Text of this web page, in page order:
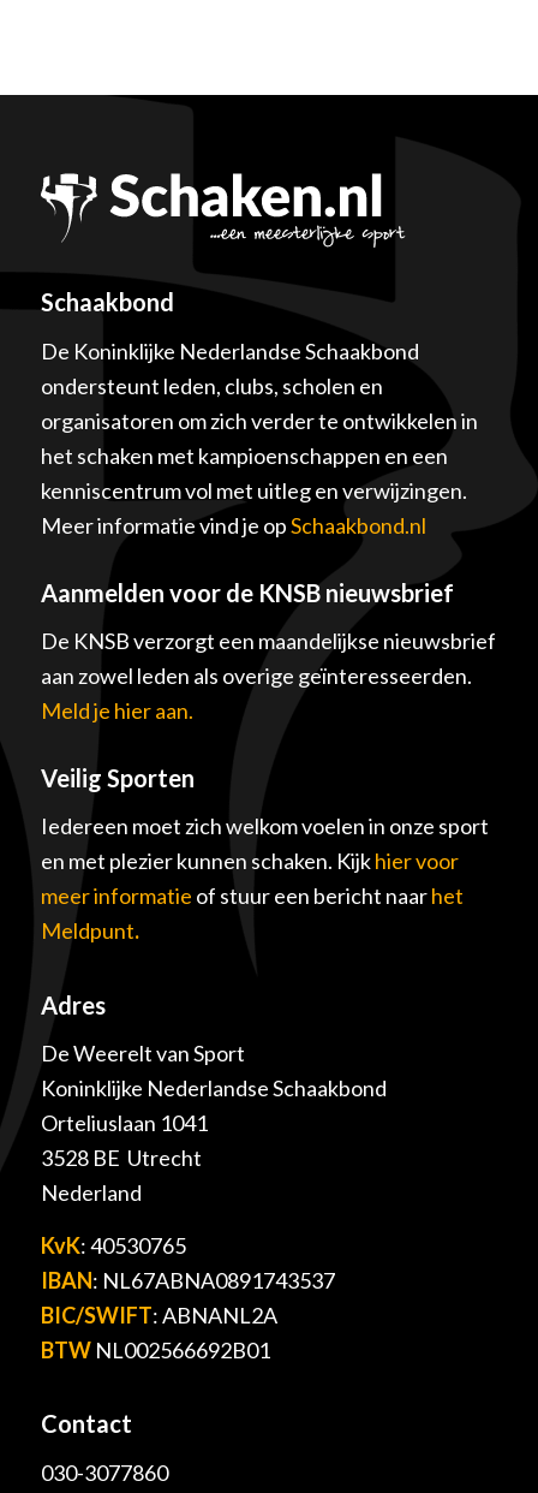
Schaakbond
De Koninklijke Nederlandse Schaakbond
ondersteunt leden, clubs, scholen en
organisatoren om zich verder te ontwikkelen in
het schaken met kampioenschappen en een
kenniscentrum vol met uitleg en verwijzingen.
Meer informatie vind je opSchaakbond.nl
Aanmelden voor de KNSB nieuwsbrief
De KNSB verzorgt een maandelijkse nieuwsbrief
aan zowel leden als overige geïnteresseerden.
Meld je hier aan.
Veilig Sporten
Iedereen moet zich welkom voelen in onze sport
en met plezier kunnen schaken. Kijkhier voor
meer informatie of stuur een bericht naarhet
Meldpunt.
Adres
De Weerelt van Sport
Koninklijke Nederlandse Schaakbond
Orteliuslaan 1041
3528 BE Utrecht
Nederland
KvK: 40530765
IBAN: NL67ABNA0891743537
BIC/SWIFT: ABNANL2A
BTWNL002566692B01
Contact
030-3077860